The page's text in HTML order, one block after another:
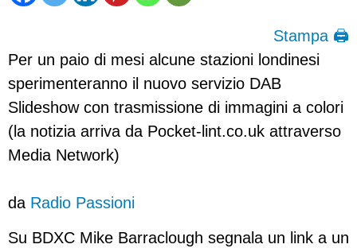
Stampa 🖨
Per un paio di mesi alcune stazioni londinesi
sperimenteranno il nuovo servizio DAB
Slideshow con trasmissione di immagini a colori
(la notizia arriva da Pocket-lint.co.uk attraverso
Media Network)
da Radio Passioni
Su BDXC Mike Barraclough segnala un link a un